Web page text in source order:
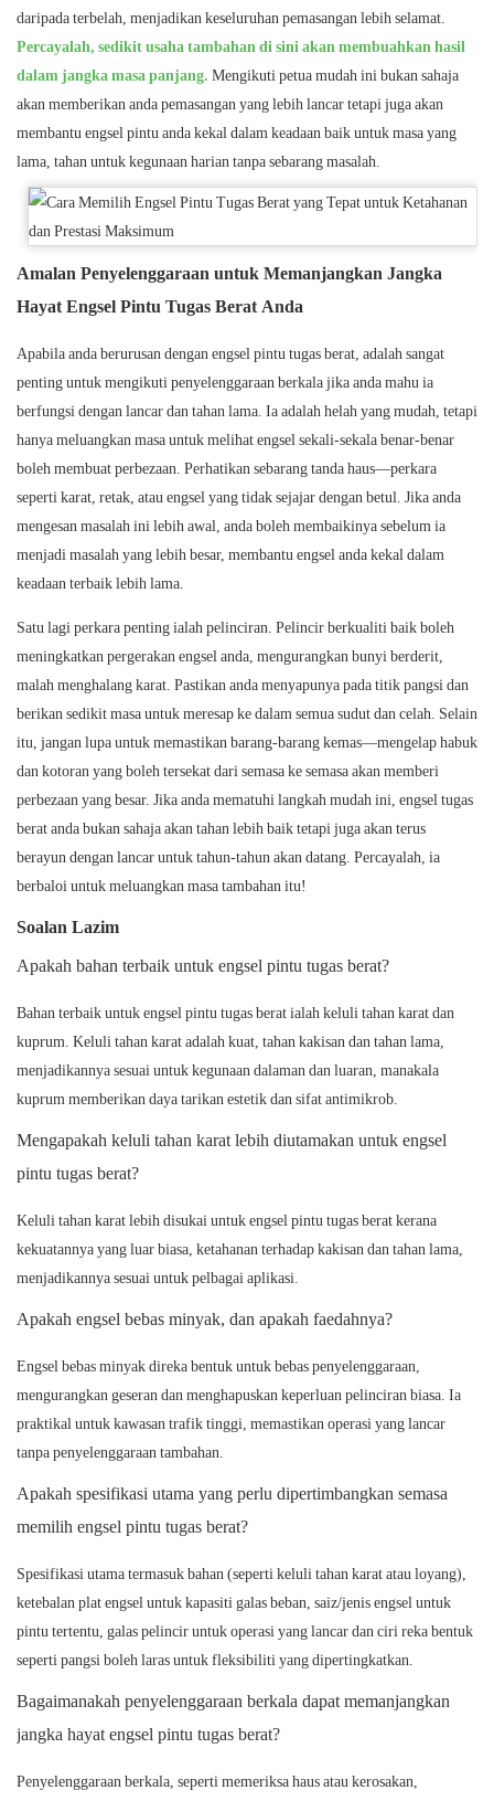
daripada terbelah, menjadikan keseluruhan pemasangan lebih selamat.
Percayalah, sedikit usaha tambahan di sini akan membuahkan hasil
dalam jangka masa panjang. Mengikuti petua mudah ini bukan sahaja
akan memberikan anda pemasangan yang lebih lancar tetapi juga akan
membantu engsel pintu anda kekal dalam keadaan baik untuk masa yang
lama, tahan untuk kegunaan harian tanpa sebarang masalah.
Amalan Penyelenggaraan untuk Memanjangkan Jangka
Hayat Engsel Pintu Tugas Berat Anda
Apabila anda berurusan dengan engsel pintu tugas berat, adalah sangat
penting untuk mengikuti penyelenggaraan berkala jika anda mahu ia
berfungsi dengan lancar dan tahan lama. Ia adalah helah yang mudah, tetapi
hanya meluangkan masa untuk melihat engsel sekali-sekala benar-benar
boleh membuat perbezaan. Perhatikan sebarang tanda haus—perkara
seperti karat, retak, atau engsel yang tidak sejajar dengan betul. Jika anda
mengesan masalah ini lebih awal, anda boleh membaikinya sebelum ia
menjadi masalah yang lebih besar, membantu engsel anda kekal dalam
keadaan terbaik lebih lama.
Satu lagi perkara penting ialah pelinciran. Pelincir berkualiti baik boleh
meningkatkan pergerakan engsel anda, mengurangkan bunyi berderit,
malah menghalang karat. Pastikan anda menyapunya pada titik pangsi dan
berikan sedikit masa untuk meresap ke dalam semua sudut dan celah. Selain
itu, jangan lupa untuk memastikan barang-barang kemas—mengelap habuk
dan kotoran yang boleh tersekat dari semasa ke semasa akan memberi
perbezaan yang besar. Jika anda mematuhi langkah mudah ini, engsel tugas
berat anda bukan sahaja akan tahan lebih baik tetapi juga akan terus
berayun dengan lancar untuk tahun-tahun akan datang. Percayalah, ia
berbaloi untuk meluangkan masa tambahan itu!
Soalan Lazim
Apakah bahan terbaik untuk engsel pintu tugas berat?
Bahan terbaik untuk engsel pintu tugas berat ialah keluli tahan karat dan
kuprum. Keluli tahan karat adalah kuat, tahan kakisan dan tahan lama,
menjadikannya sesuai untuk kegunaan dalaman dan luaran, manakala
kuprum memberikan daya tarikan estetik dan sifat antimikrob.
Mengapakah keluli tahan karat lebih diutamakan untuk engsel
pintu tugas berat?
Keluli tahan karat lebih disukai untuk engsel pintu tugas berat kerana
kekuatannya yang luar biasa, ketahanan terhadap kakisan dan tahan lama,
menjadikannya sesuai untuk pelbagai aplikasi.
Apakah engsel bebas minyak, dan apakah faedahnya?
Engsel bebas minyak direka bentuk untuk bebas penyelenggaraan,
mengurangkan geseran dan menghapuskan keperluan pelinciran biasa. Ia
praktikal untuk kawasan trafik tinggi, memastikan operasi yang lancar
tanpa penyelenggaraan tambahan.
Apakah spesifikasi utama yang perlu dipertimbangkan semasa
memilih engsel pintu tugas berat?
Spesifikasi utama termasuk bahan (seperti keluli tahan karat atau loyang),
ketebalan plat engsel untuk kapasiti galas beban, saiz/jenis engsel untuk
pintu tertentu, galas pelincir untuk operasi yang lancar dan ciri reka bentuk
seperti pangsi boleh laras untuk fleksibiliti yang dipertingkatkan.
Bagaimanakah penyelenggaraan berkala dapat memanjangkan
jangka hayat engsel pintu tugas berat?
Penyelenggaraan berkala, seperti memeriksa haus atau kerosakan,